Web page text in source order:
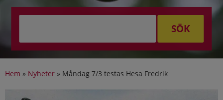
SÖK
Hem » Nyheter » Måndag 7/3 testas Hesa Fredrik